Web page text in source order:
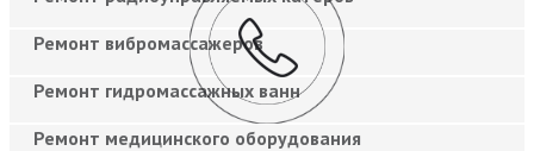
Ремонт вибромассажеров
Ремонт гидромассажных ванн
Ремонт медицинского оборудования